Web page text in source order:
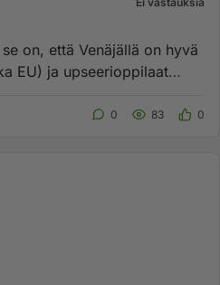
on, että Venäjällä on hyvä
EU) ja upseerioppilaat
0 83 0